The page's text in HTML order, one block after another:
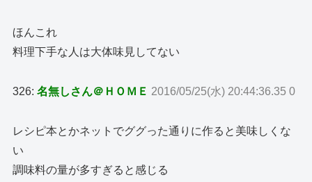
ほんこれ
料理下手な人は大体味見してない
326:名無しさん＠ＨＯＭＥ 2016/05/25(水) 20:44:36.35 0
レシピ本とかネットでググった通りに作ると美味しくな
い
調味料の量が多すぎると感じる